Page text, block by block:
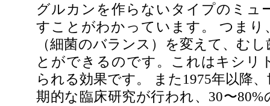
グルカンを作らないタイプのミュ
すことがわかっています。 つまり
（細菌のバランス）を変えて、む
とができるのです。これはキシリ
られる効果です。 また1975年以降
期的な臨床研究が行われ、30〜